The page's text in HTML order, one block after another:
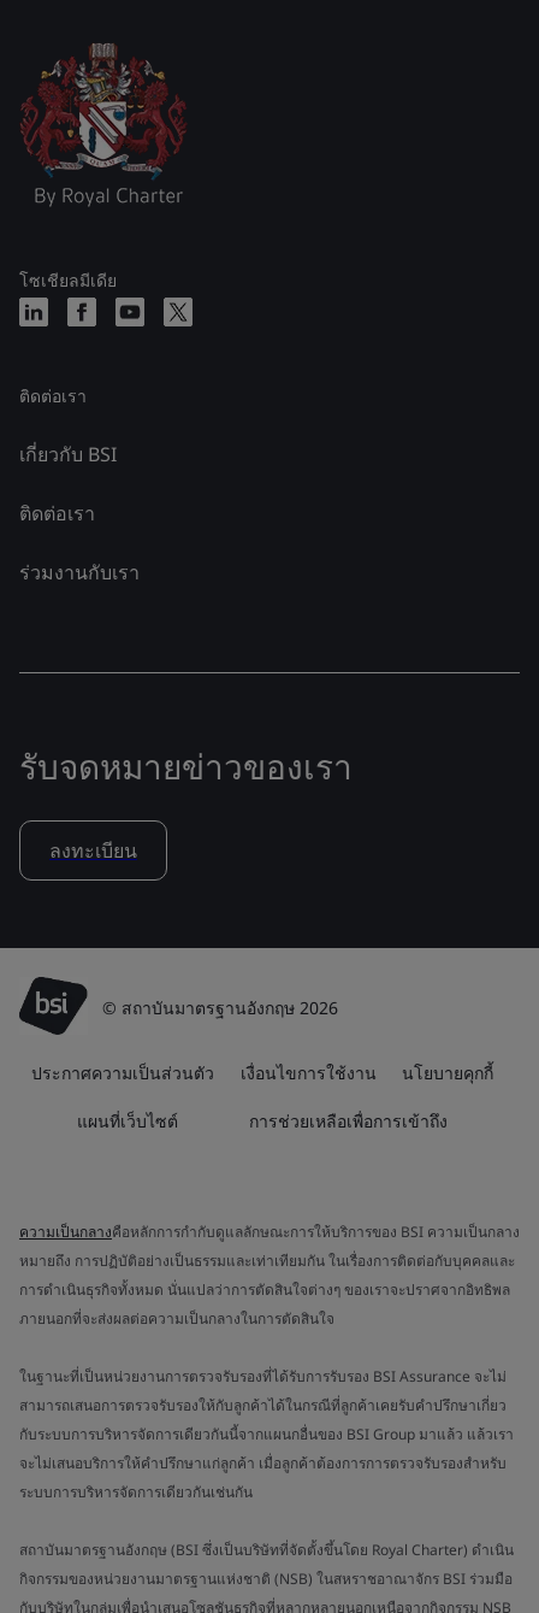
โซเชียลมีเดีย
ติดต่อเรา
เกี่ยวกับ BSI
ติดต่อเรา
ร่วมงานกับเรา
รับจดหมายข่าวของเรา
ลงทะเบียน
© สถาบันมาตรฐานอังกฤษ 2026
ประกาศความเป็นส่วนตัว เงื่อนไขการใช้งาน นโยบายคุกกี้
แผนที่เว็บไซต์ การช่วยเหลือเพื่อการเข้าถึง
ความเป็นกลางคือหลักการกำกับดูแลลักษณะการให้บริการของ BSI ความเป็นกลาง
หมายถึง การปฏิบัติอย่างเป็นธรรมและเท่าเทียมกัน ในเรื่องการติดต่อกับบุคคลและ
การดำเนินธุรกิจทั้งหมด นั่นแปลว่าการตัดสินใจต่างๆ ของเราจะปราศจากอิทธิพล
ภายนอกที่จะส่งผลต่อความเป็นกลางในการตัดสินใจ
ในฐานะที่เป็นหน่วยงานการตรวจรับรองที่ได้รับการรับรอง BSI Assurance จะไม่
สามารถเสนอการตรวจรับรองให้กับลูกค้าได้ในกรณีที่ลูกค้าเคยรับคำปรึกษาเกี่ยว
กับระบบการบริหารจัดการเดียวกันนี้จากแผนกอื่นของ BSI Group มาแล้ว แล้วเรา
จะไม่เสนอบริการให้คำปรึกษาแก่ลูกค้า เมื่อลูกค้าต้องการการตรวจรับรองสำหรับ
ระบบการบริหารจัดการเดียวกันเช่นกัน
สถาบันมาตรฐานอังกฤษ (BSI ซึ่งเป็นบริษัทที่จัดตั้งขึ้นโดย Royal Charter) ดำเนิน
กิจกรรมของหน่วยงานมาตรฐานแห่งชาติ (NSB) ในสหราชอาณาจักร BSI ร่วมมือ
กับบริษัทในกลุ่มเพื่อนำเสนอโซลูชันธุรกิจที่หลากหลายนอกเหนือจากกิจกรรม NSB